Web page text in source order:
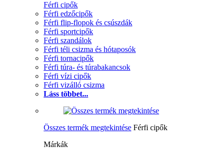
Férfi cipők
Férfi edzőcipők
Férfi flip-flopok és csúszdák
Férfi sportcipők
Férfi szandálok
Férfi téli csizma és hótaposók
Férfi tornacipők
Férfi túra- és túrabakancsok
Férfi vízi cipők
Férfi vizálló csizma
Láss többet...
Összes termék megtekintése Férfi cipők
Márkák